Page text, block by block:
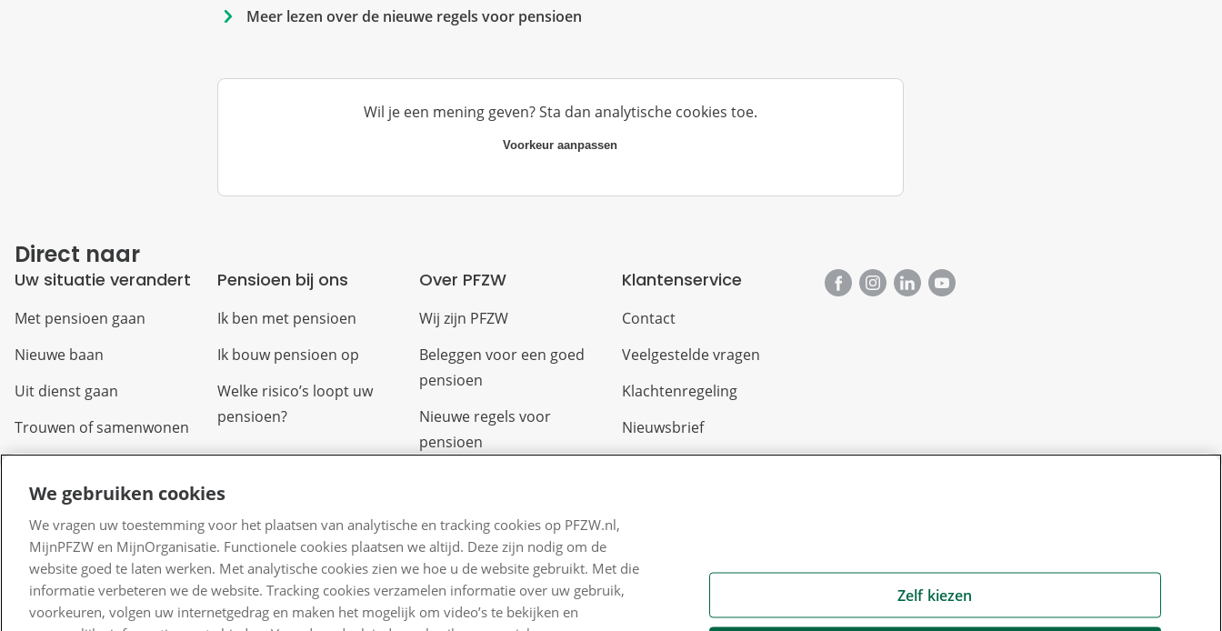
Meer lezen over de nieuwe regels voor pensioen
Wil je een mening geven? Sta dan analytische cookies toe.
Voorkeur aanpassen
Direct naar
Uw situatie verandert
Met pensioen gaan
Nieuwe baan
Uit dienst gaan
Trouwen of samenwonen
Overlijden
Scheiden of uit elkaar
gaan
Verlof
Pensioen bij ons
Ik ben met pensioen
Ik bouw pensioen op
Welke risico’s loopt uw
pensioen?
Over PFZW
Wij zijn PFZW
Beleggen voor een goed
pensioen
Nieuwe regels voor
pensioen
Nieuws
Voor de pers
PFZW Dichtbij
Werken bij PFZW
Klantenservice
Contact
Veelgestelde vragen
Klachtenregeling
Nieuwsbrief
We gebruiken cookies
We vragen uw toestemming voor het plaatsen van analytische en tracking cookies op PFZW.nl,
MijnPFZW en MijnOrganisatie. Functionele cookies plaatsen we altijd. Deze zijn nodig om de
website goed te laten werken. Met analytische cookies zien we hoe u de website gebruikt. Met die
informatie verbeteren we de website. Tracking cookies verzamelen informatie over uw gebruik,
voorkeuren, volgen uw internetgedrag en maken het mogelijk om video’s te bekijken en
Zelf kiezen